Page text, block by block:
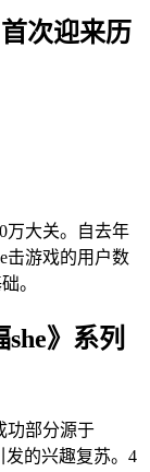
首次迎来历
万大关。自去年
击游戏的用户数
。
》系列
功部分源于
发的兴趣复苏。4